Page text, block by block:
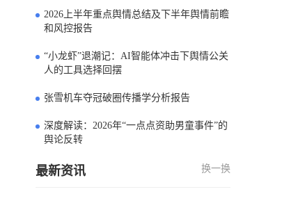
2026上半年重点舆情总结及下半年舆情前瞻
和风控报告
“小龙虾”退潮记：AI智能体冲击下舆情公关
人的工具选择回摆
张雪机车夺冠破圈传播学分析报告
深度解读：2026年“一点点资助男童事件”的
舆论反转
最新资讯 换一换